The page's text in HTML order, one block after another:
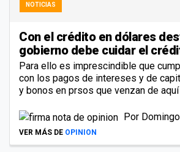
NOTICIAS
Con el crédito en dólares
gobierno debe cuidar el
Para ello es imprescindible que
con los pagos de intereses y de
y bonos en prsos que venzan de
Por
VER MÁS DE OPINION